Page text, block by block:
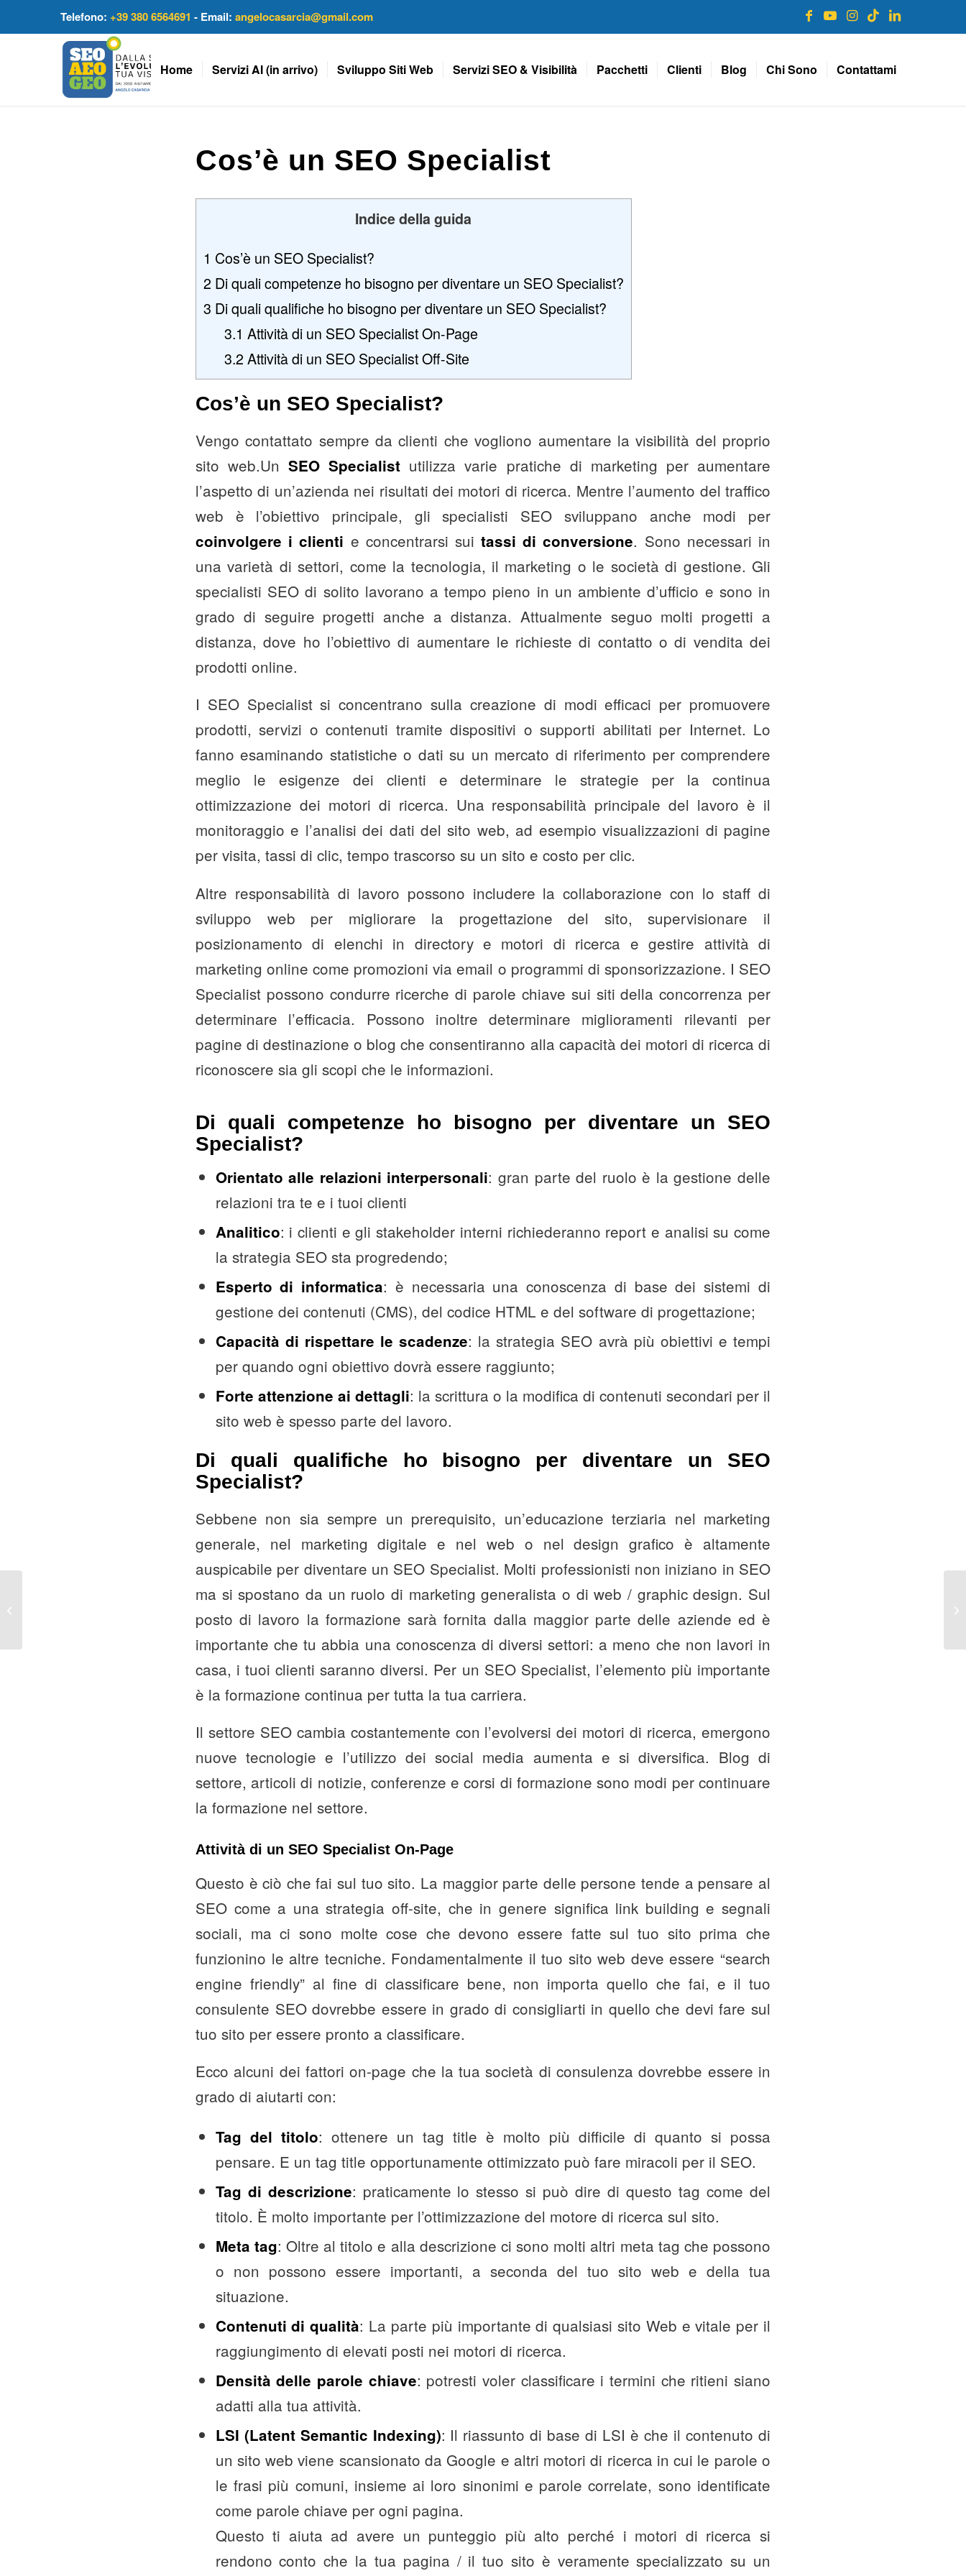
Telefono: +39 380 6564691 - Email: angelocasarcia@gmail.com
Home Servizi AI (in arrivo) Sviluppo Siti Web Servizi SEO & Visibilità Pacchetti Clienti Blog Chi Sono Contattami
Cos’è un SEO Specialist
Indice della guida
1 Cos’è un SEO Specialist?
2 Di quali competenze ho bisogno per diventare un SEO Specialist?
3 Di quali qualifiche ho bisogno per diventare un SEO Specialist?
3.1 Attività di un SEO Specialist On-Page
3.2 Attività di un SEO Specialist Off-Site
Cos’è un SEO Specialist?
Vengo contattato sempre da clienti che vogliono aumentare la visibilità del proprio
sito web.UnSEO Specialist utilizza varie pratiche di marketing per aumentare
l’aspetto di un’azienda nei risultati dei motori di ricerca. Mentre l’aumento del traffico
web è l’obiettivo principale, gli specialisti SEO sviluppano anche modi per
coinvolgere i clienti e concentrarsi suitassi di conversione. Sono necessari in
una varietà di settori, come la tecnologia, il marketing o le società di gestione. Gli
specialisti SEO di solito lavorano a tempo pieno in un ambiente d’ufficio e sono in
grado di seguire progetti anche a distanza. Attualmente seguo molti progetti a
distanza, dove ho l’obiettivo di aumentare le richieste di contatto o di vendita dei
prodotti online.
I SEO Specialist si concentrano sulla creazione di modi efficaci per promuovere
prodotti, servizi o contenuti tramite dispositivi o supporti abilitati per Internet. Lo
fanno esaminando statistiche o dati su un mercato di riferimento per comprendere
meglio le esigenze dei clienti e determinare le strategie per la continua
ottimizzazione dei motori di ricerca. Una responsabilità principale del lavoro è il
monitoraggio e l’analisi dei dati del sito web, ad esempio visualizzazioni di pagine
per visita, tassi di clic, tempo trascorso su un sito e costo per clic.
Altre responsabilità di lavoro possono includere la collaborazione con lo staff di
sviluppo web per migliorare la progettazione del sito, supervisionare il
posizionamento di elenchi in directory e motori di ricerca e gestire attività di
marketing online come promozioni via email o programmi di sponsorizzazione. I SEO
Specialist possono condurre ricerche di parole chiave sui siti della concorrenza per
determinare l’efficacia. Possono inoltre determinare miglioramenti rilevanti per
pagine di destinazione o blog che consentiranno alla capacità dei motori di ricerca di
riconoscere sia gli scopi che le informazioni.
Di quali competenze ho bisogno per diventare un SEO
Specialist?
Orientato alle relazioni interpersonali: gran parte del ruolo è la gestione delle
relazioni tra te e i tuoi clienti
Analitico: i clienti e gli stakeholder interni richiederanno report e analisi su come
la strategia SEO sta progredendo;
Esperto di informatica: è necessaria una conoscenza di base dei sistemi di
gestione dei contenuti (CMS), del codice HTML e del software di progettazione;
Capacità di rispettare le scadenze: la strategia SEO avrà più obiettivi e tempi
per quando ogni obiettivo dovrà essere raggiunto;
Forte attenzione ai dettagli: la scrittura o la modifica di contenuti secondari per il
sito web è spesso parte del lavoro.
Di quali qualifiche ho bisogno per diventare un SEO
Specialist?
Sebbene non sia sempre un prerequisito, un’educazione terziaria nel marketing
generale, nel marketing digitale e nel web o nel design grafico è altamente
auspicabile per diventare un SEO Specialist. Molti professionisti non iniziano in SEO
ma si spostano da un ruolo di marketing generalista o di web / graphic design. Sul
posto di lavoro la formazione sarà fornita dalla maggior parte delle aziende ed è
importante che tu abbia una conoscenza di diversi settori: a meno che non lavori in
casa, i tuoi clienti saranno diversi. Per un SEO Specialist, l’elemento più importante
è la formazione continua per tutta la tua carriera.
Il settore SEO cambia costantemente con l’evolversi dei motori di ricerca, emergono
nuove tecnologie e l’utilizzo dei social media aumenta e si diversifica. Blog di
settore, articoli di notizie, conferenze e corsi di formazione sono modi per continuare
la formazione nel settore.
Attività di un SEO Specialist On-Page
Questo è ciò che fai sul tuo sito. La maggior parte delle persone tende a pensare al
SEO come a una strategia off-site, che in genere significa link building e segnali
sociali, ma ci sono molte cose che devono essere fatte sul tuo sito prima che
funzionino le altre tecniche. Fondamentalmente il tuo sito web deve essere “search
engine friendly” al fine di classificare bene, non importa quello che fai, e il tuo
consulente SEO dovrebbe essere in grado di consigliarti in quello che devi fare sul
tuo sito per essere pronto a classificare.
Ecco alcuni dei fattori on-page che la tua società di consulenza dovrebbe essere in
grado di aiutarti con:
Tag del titolo: ottenere un tag title è molto più difficile di quanto si possa
pensare. E un tag title opportunamente ottimizzato può fare miracoli per il SEO.
Tag di descrizione: praticamente lo stesso si può dire di questo tag come del
titolo. È molto importante per l’ottimizzazione del motore di ricerca sul sito.
Meta tag: Oltre al titolo e alla descrizione ci sono molti altri meta tag che possono
o non possono essere importanti, a seconda del tuo sito web e della tua
situazione.
Contenuti di qualità: La parte più importante di qualsiasi sito Web e vitale per il
raggiungimento di elevati posti nei motori di ricerca.
Densità delle parole chiave: potresti voler classificare i termini che ritieni siano
adatti alla tua attività.
LSI (Latent Semantic Indexing): Il riassunto di base di LSI è che il contenuto di
un sito web viene scansionato da Google e altri motori di ricerca in cui le parole o
le frasi più comuni, insieme ai loro sinonimi e parole correlate, sono identificate
come parole chiave per ogni pagina.
Questo ti aiuta ad avere un punteggio più alto perché i motori di ricerca si
rendono conto che la tua pagina / il tuo sito è veramente specializzato su un